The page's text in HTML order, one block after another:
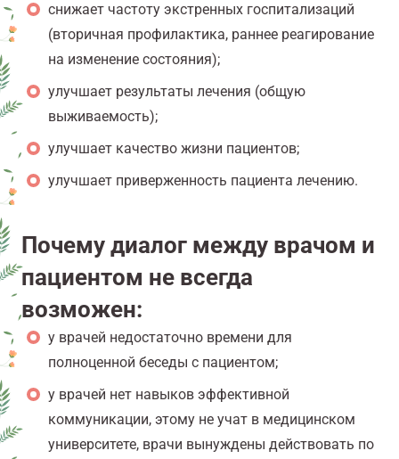
снижает частоту экстренных госпитализаций
(вторичная профилактика, раннее реагирование
на изменение состояния);
улучшает результаты лечения (общую
выживаемость);
улучшает качество жизни пациентов;
улучшает приверженность пациента лечению.
Почему диалог между врачом и
пациентом не всегда
возможен:
у врачей недостаточно времени для
полноценной беседы с пациентом;
у врачей нет навыков эффективной
коммуникации, этому не учат в медицинском
университете, врачи вынуждены действовать по